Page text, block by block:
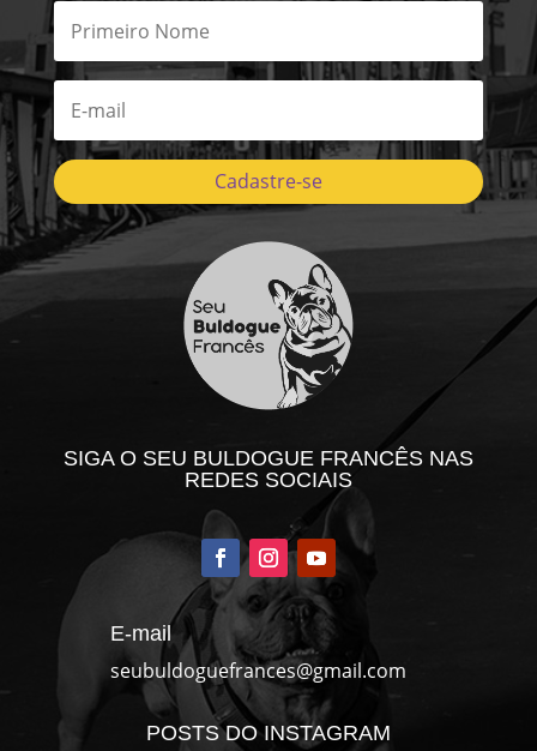
Cadastre-se
SIGA O SEU BULDOGUE FRANCÊS NAS
REDES SOCIAIS
E-mail
seubuldoguefrances@gmail.com
POSTS DO INSTAGRAM